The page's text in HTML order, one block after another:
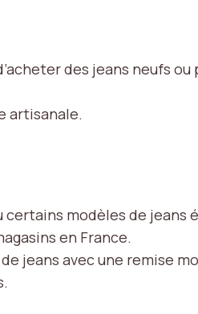
des jeans neufs ou
artisanale.
certains modèles de jeans
en France.
jeans avec une remise